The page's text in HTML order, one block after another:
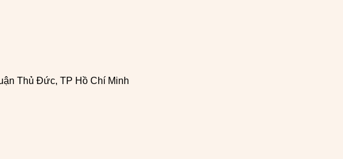
Thủ Đức, TP Hồ Chí Minh